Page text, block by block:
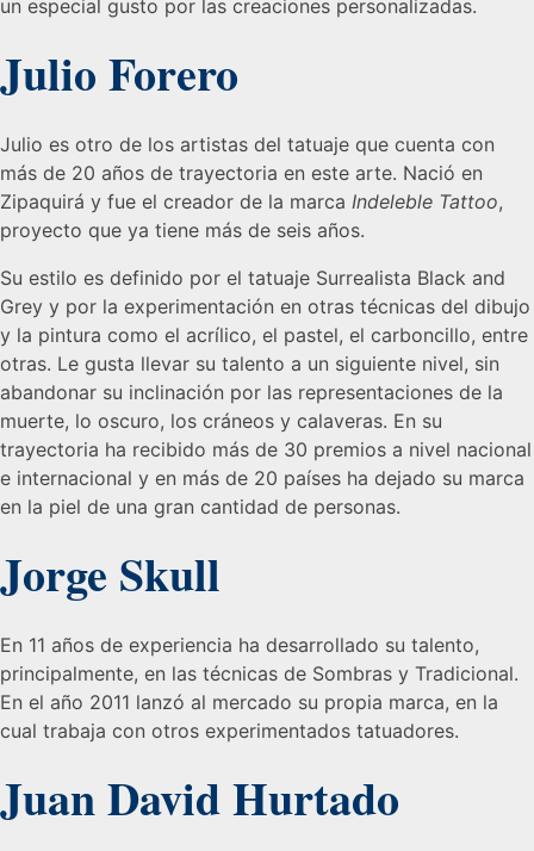
un especial gusto por las creaciones personalizadas.
Julio Forero
Julio es otro de los artistas del tatuaje que cuenta con
más de 20 años de trayectoria en este arte. Nació en
Zipaquirá y fue el creador de la marca Indeleble Tattoo,
proyecto que ya tiene más de seis años.
Su estilo es definido por el tatuaje Surrealista Black and
Grey y por la experimentación en otras técnicas del dibujo
y la pintura como el acrílico, el pastel, el carboncillo, entre
otras. Le gusta llevar su talento a un siguiente nivel, sin
abandonar su inclinación por las representaciones de la
muerte, lo oscuro, los cráneos y calaveras. En su
trayectoria ha recibido más de 30 premios a nivel nacional
e internacional y en más de 20 países ha dejado su marca
en la piel de una gran cantidad de personas.
Jorge Skull
En 11 años de experiencia ha desarrollado su talento,
principalmente, en las técnicas de Sombras y Tradicional.
En el año 2011 lanzó al mercado su propia marca, en la
cual trabaja con otros experimentados tatuadores.
Juan David Hurtado